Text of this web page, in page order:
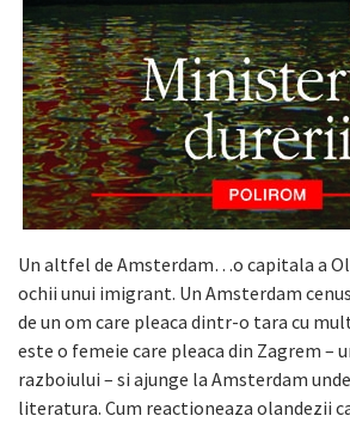
Un altfel de Amsterdam…o capitala a
ochii unui imigrant. Un Amsterdam
de un om care pleaca dintr-o tara cu
este o femeie care pleaca din Zagrem –
razboiului – si ajunge la Amsterdam
literatura. Cum reactioneaza olandezii